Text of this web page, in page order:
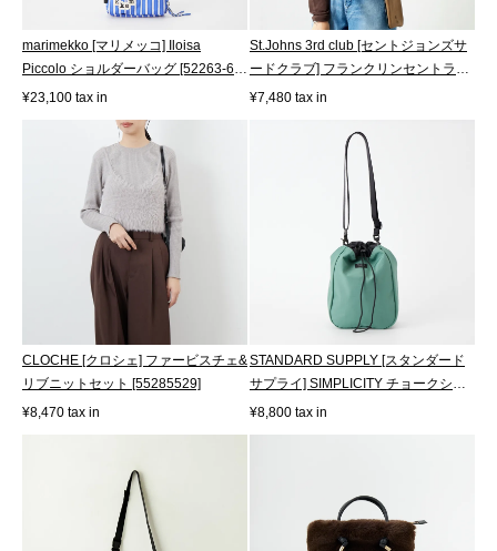
marimekko [マリメッコ] Iloisa
Piccolo ショルダーバッグ [52263-6-
95593]
¥23,100 tax in
St.Johns 3rd club [セントジョンズサ
ードクラブ] フランクリンセントラ
ル...
¥7,480 tax in
CLOCHE [クロシェ] ファービスチェ&
リブニットセット [55285529]
¥8,470 tax in
STANDARD SUPPLY [スタンダード
サプライ] SIMPLICITY チョークショ
ルダー L...
¥8,800 tax in